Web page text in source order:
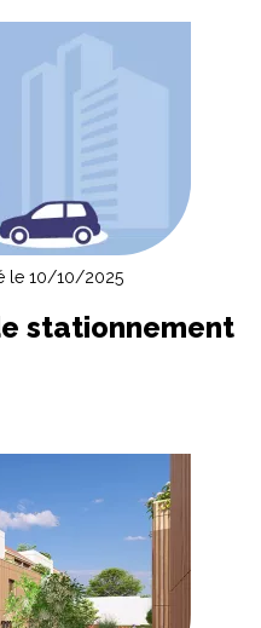
le 10/10/2025
stationnement